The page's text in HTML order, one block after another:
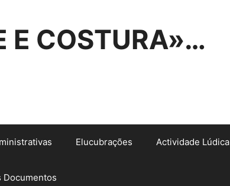
E COSTURA»…
Elucubrações Actividade Lúdica
Documentos